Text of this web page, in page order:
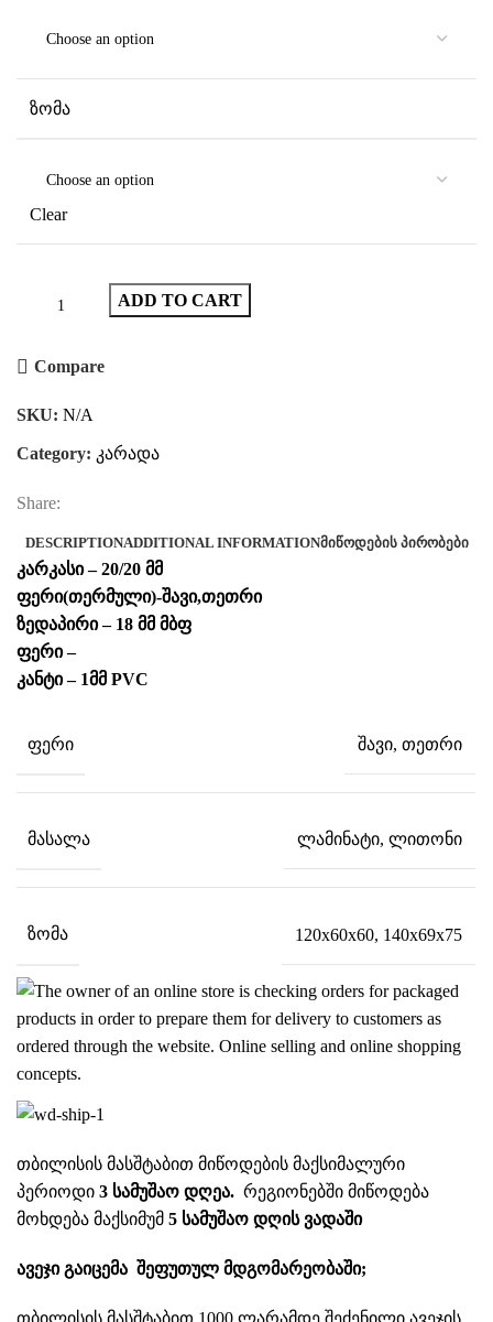
ᲖᲝᲛᲐ
Clear
ADD TO CART
Compare
SKU: N/A
Category: კარადა
Share:
DESCRIPTIONADDITIONAL INFORMATIONᲛᲘᲬᲝᲓᲔᲑᲘᲡ ᲞᲘᲠᲝᲑᲔᲑᲘ
კარკასი – 20/20 მმ
ფერი(თერმული)-შავი,თეთრი
ზედაპირი – 18 მმ მბფ
ფერი –
კანტი – 1მმ PVC
ᲤᲔᲠᲘ შავი, თეთრი
ᲛᲐᲡᲐᲚᲐ ლამინატი, ლითონი
ᲖᲝᲛᲐ 120x60x60, 140x69x75
თბილისის მასშტაბით მიწოდების მაქსიმალური
პერიოდი 3 სამუშაო დღეა. რეგიონებში მიწოდება
მოხდება მაქსიმუმ5 სამუშაო დღის ვადაში
ავეჯი გაიცემა შეფუთულ მდგომარეობაში;
თბილისის მასშტაბით 1000 ლარამდე შეძენილი ავეჯის